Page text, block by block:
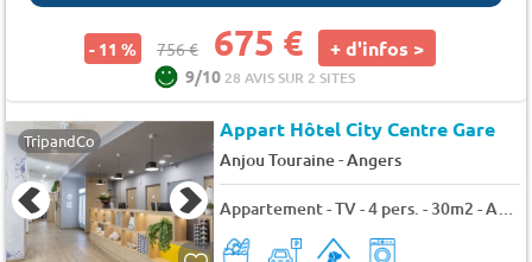
- 11 % 756 € 675 € + d'infos >
9/10 28 AVIS SUR 2 SITES
TripandCo Appart Hôtel City Centre Gare
Anjou Touraine-Angers
Appartement - TV - 4 pers. - 30m2 - Animaux admis